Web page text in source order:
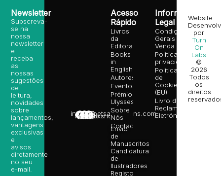
info@poetsandragons.com
Infantil
Adulto
Bookshop
Acesso
Rápido
Livros
da
Editora
Books
in
English
Autores
Eventos
Prémio
Ulysses
Sobre
Nós
Contactos
Envio
de
Manuscritos
Candidatura
de
Ilustradores
Registo
Informação
Legal
Condições
Gerais de
Venda
Política de
privacidade
Política
de
Cookies
(EU)
Livro de
Reclamações
Eletrónico
Newsletter
Subscreva-
se na
nossa
newsletter
e
receba
as
nossas
sugestões
de
leitura,
novidades
sobre
lançamentos,
vantagens
exclusivas
e
avisos
diretamente
no seu
e-mail.
Website
por
Turn
On
Labs
©
2026
Todos
os
direitos